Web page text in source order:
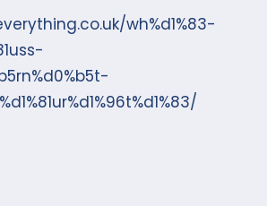
wh%d1%83-